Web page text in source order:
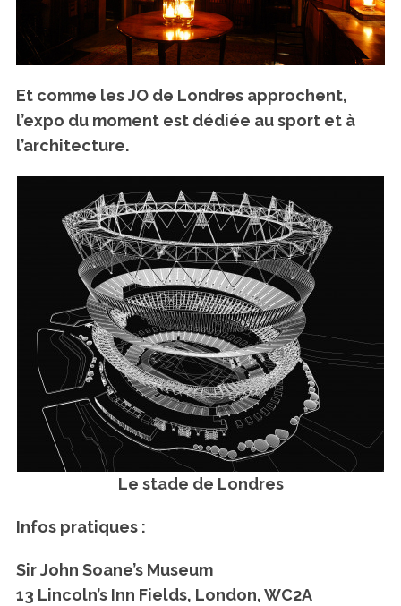
Et comme les JO de Londres approchent,
l’expo du moment est dédiée au sport et à
l’architecture.
Le stade de Londres
Infos pratiques :
Sir John Soane’s Museum
13 Lincoln’s Inn Fields, London, WC2A